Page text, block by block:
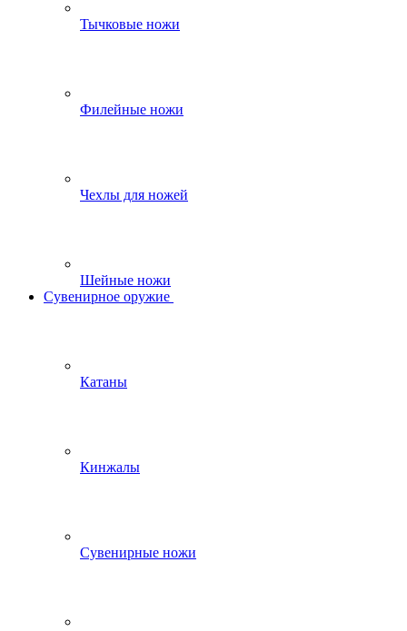
Тычковые ножи
Филейные ножи
Чехлы для ножей
Шейные ножи
Сувенирное оружие
Катаны
Кинжалы
Сувенирные ножи